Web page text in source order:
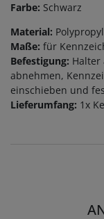
Farbe: Schwarz
Material:
Maße: für
Befestigung: Halter
abnehmen,
einschieben und
Lieferumfang: 1x